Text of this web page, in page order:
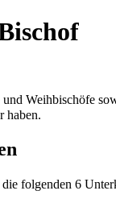
Weihbischöfe
haben.
folgenden 6